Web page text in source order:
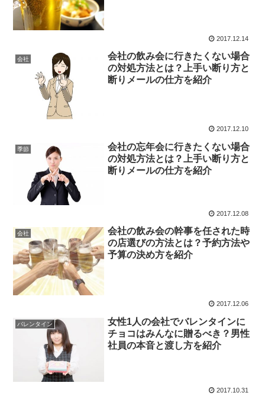
2017.12.14
会社
会社の飲み会に行きたくない場合
の対処方法とは？上手い断り方と
断りメールの仕方を紹介
2017.12.10
季節
会社の忘年会に行きたくない場合
の対処方法とは？上手い断り方と
断りメールの仕方を紹介
2017.12.08
会社
会社の飲み会の幹事を任された時
の店選びの方法とは？予約方法や
予算の決め方を紹介
2017.12.06
バレンタイン
女性1人の会社でバレンタインに
チョコはみんなに贈るべき？男性
社員の本音と渡し方を紹介
2017.10.31